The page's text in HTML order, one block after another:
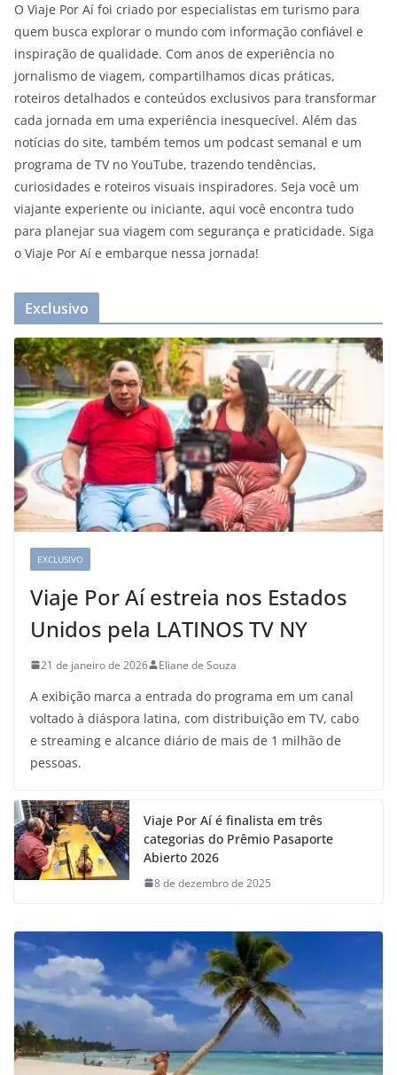
O Viaje Por Aí foi criado por especialistas em turismo para
quem busca explorar o mundo com informação confiável e
inspiração de qualidade. Com anos de experiência no
jornalismo de viagem, compartilhamos dicas práticas,
roteiros detalhados e conteúdos exclusivos para transformar
cada jornada em uma experiência inesquecível. Além das
notícias do site, também temos um podcast semanal e um
programa de TV no YouTube, trazendo tendências,
curiosidades e roteiros visuais inspiradores. Seja você um
viajante experiente ou iniciante, aqui você encontra tudo
para planejar sua viagem com segurança e praticidade. Siga
o Viaje Por Aí e embarque nessa jornada!
Exclusivo
EXCLUSIVO
Viaje Por Aí estreia nos Estados
Unidos pela LATINOS TV NY
21 de janeiro de 2026 Eliane de Souza
A exibição marca a entrada do programa em um canal
voltado à diáspora latina, com distribuição em TV, cabo
e streaming e alcance diário de mais de 1 milhão de
pessoas.
Viaje Por Aí é finalista em três
categorias do Prêmio Pasaporte
Abierto 2026
8 de dezembro de 2025